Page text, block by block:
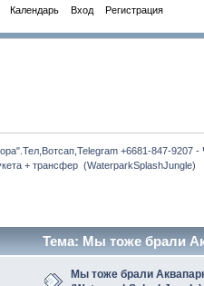
Календарь Вход Регистрация
+6681-847-9207 -
+ трансфер  (WaterparkSplashJungle)
Тема: Мы тоже брали
Мы тоже брали